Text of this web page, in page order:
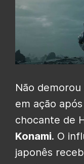
Não
em ação
chocante de
Konami. O
japonês